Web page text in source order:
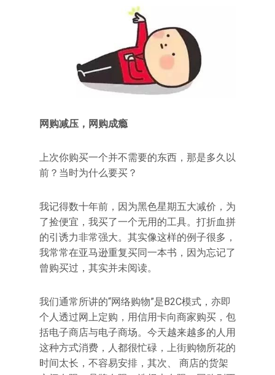
网购减压，网购成瘾
上次你购买一个并不需要的东西，那是多久以
前？当时为什么要买？
我记得数十年前，因为黑色星期五大减价，为
了捡便宜，我买了一个无用的工具。打折血拼
的引诱力非常强大。其实像这样的例子很多，
我常常在亚马逊重复买同一本书，因为忘记了
曾购买过，其实并未阅读。
我们通常所讲的“网络购物”是B2C模式，亦即
个人透过网上定购，用信用卡向商家购买，包
括电子商店与电子商场。今天越来越多的人用
这种方式消费，人都很忙碌，上街购物所花的
时间太长，不容易安排，其次、 商店的货架